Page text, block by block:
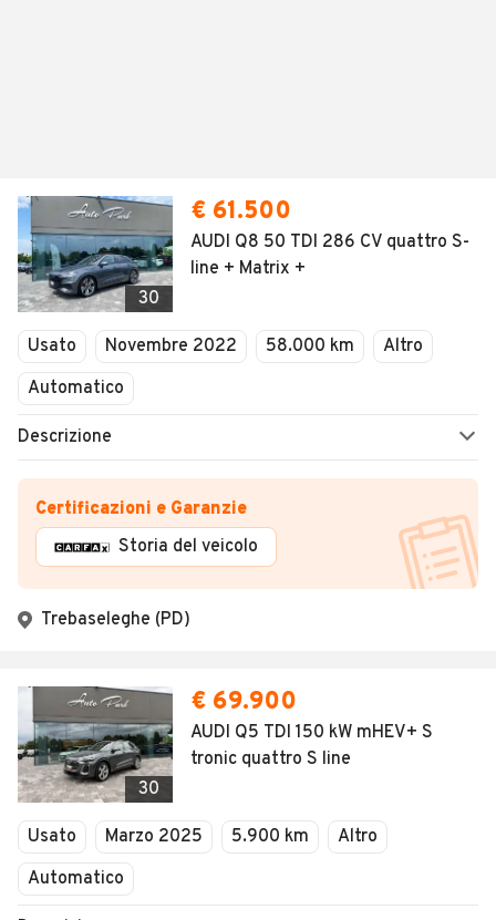
30
€ 61.500
AUDI Q8 50 TDI 286 CV quattro S-
line + Matrix +
Usato Novembre 2022 58.000 km
Altro
Automatico
Descrizione
Certificazioni e Garanzie
Storia del veicolo
Trebaseleghe (PD)
30
€ 69.900
AUDI Q5 TDI 150 kW mHEV+ S
tronic quattro S line
Usato Marzo 2025 5.900 km
Altro
Automatico